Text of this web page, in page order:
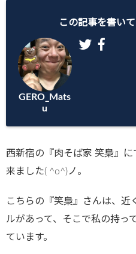
この記事を書い
GERO_Mats
u
西新宿の『肉そば家 笑梟』
来ました( ^o^)ノ。
こちらの『笑梟』さんは、近
ルがあって、そこで私の持っ
ています。